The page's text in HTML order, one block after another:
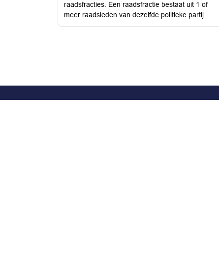
raadsfracties. Een raadsfractie bestaat uit 1 of
meer raadsleden van dezelfde politieke partij